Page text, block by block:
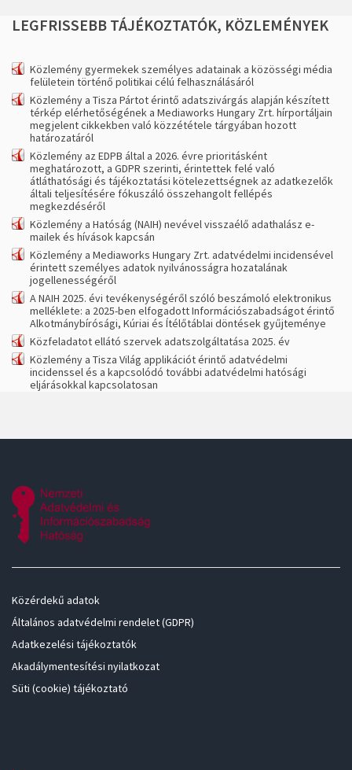
LEGFRISSEBB TÁJÉKOZTATÓK, KÖZLEMÉNYEK
Közlemény gyermekek személyes adatainak a közösségi média
felületein történő politikai célú felhasználásáról
Közlemény a Tisza Pártot érintő adatszivárgás alapján készített
térkép elérhetőségének a Mediaworks Hungary Zrt. hírportáljain
megjelent cikkekben való közzététele tárgyában hozott
határozatáról
Közlemény az EDPB által a 2026. évre prioritásként
meghatározott, a GDPR szerinti, érintettek felé való
átláthatósági és tájékoztatási kötelezettségnek az adatkezelők
általi teljesítésére fókuszáló összehangolt fellépés
megkezdéséről
Közlemény a Hatóság (NAIH) nevével visszaélő adathalász e-
mailek és hívások kapcsán
Közlemény a Mediaworks Hungary Zrt. adatvédelmi incidensével
érintett személyes adatok nyilvánosságra hozatalának
jogellenességéről
A NAIH 2025. évi tevékenységéről szóló beszámoló elektronikus
melléklete: a 2025-ben elfogadott Információszabadságot érintő
Alkotmánybírósági, Kúriai és Ítélőtáblai döntések gyűjteménye
Közfeladatot ellátó szervek adatszolgáltatása 2025. év
Közlemény a Tisza Világ applikációt érintő adatvédelmi
incidenssel és a kapcsolódó további adatvédelmi hatósági
eljárásokkal kapcsolatosan
Közérdekű adatok
Általános adatvédelmi rendelet (GDPR)
Adatkezelési tájékoztatók
Akadálymentesítési nyilatkozat
Süti (cookie) tájékoztató